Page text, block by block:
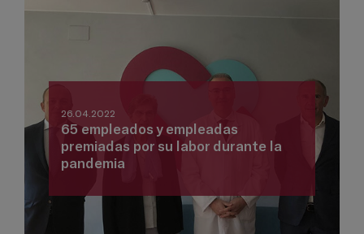
26.04.2022
65 empleados y empleadas
premiadas por su labor durante la
pandemia